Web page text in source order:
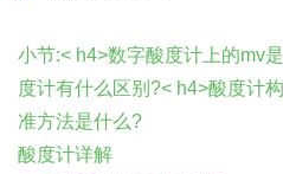
小节:< h4>数字酸度计上的mv
度计有什么区别?< h4>酸度计
准方法是什么?
酸度计详解